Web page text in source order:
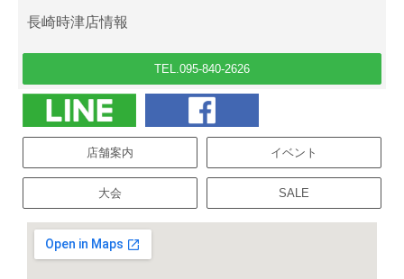
長崎時津店情報
TEL.095-840-2626
店舗案内 イベント
大会 SALE